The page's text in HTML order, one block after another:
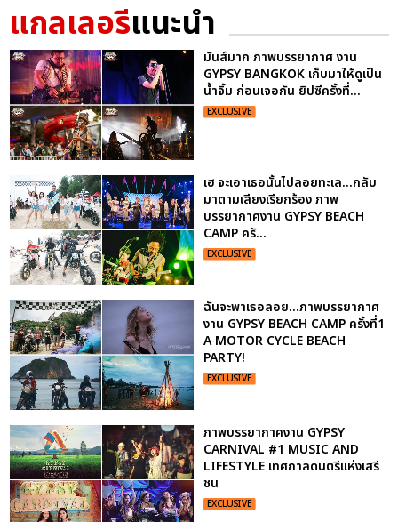
แกลเลอรีแนะนำ
มันส์มาก ภาพบรรยากาศ งาน
GYPSY BANGKOK เก็บมาให้ดูเป็น
น้ำจิ้ม ก่อนเจอกัน ยิปซีครั้งที่...
EXCLUSIVE
เฮ จะเอาเธอนั้นไปลอยทะเล...กลับ
มาตามเสียงเรียกร้อง ภาพ
บรรยากาศงาน GYPSY BEACH
CAMP ครั...
EXCLUSIVE
ฉันจะพาเธอลอย...ภาพบรรยากาศ
งาน GYPSY BEACH CAMP ครั้งที่1
A MOTOR CYCLE BEACH
PARTY!
EXCLUSIVE
ภาพบรรยากาศงาน GYPSY
CARNIVAL #1 MUSIC AND
LIFESTYLE เทศกาลดนตรีแห่งเสรี
ชน
EXCLUSIVE